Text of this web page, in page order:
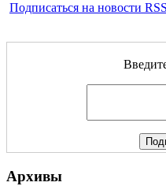
Подписаться на новости RSS
Архивы